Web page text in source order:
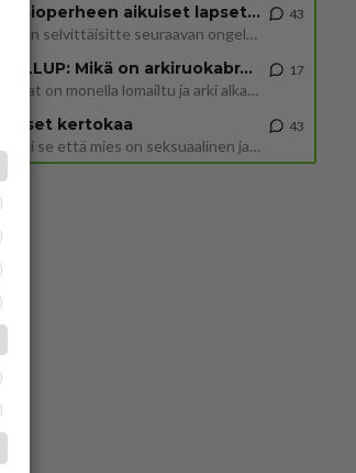
Uusioperheen aikuiset lapset tyhjentää jääkaapin käydessään
Miten selvittäisitte seuraavan ongelman, meillä on uusioperhe, minulla teini-ikäiset lapset ja puolisolla aikuiset, jotk
43
GALLUP: Mikä on arkiruokabravuurisi?
Lomat on monella lomailtu ja arki alkaa. Se voi tarkoittaa myös sitä, että grillailut on grillattu ja palataan arjen ruo
17
Naiset kertokaa
Miksi se että mies on seksuaalinen ja haluaa seksiä ja te olette hänen mielestänne haluttava on vastenmielistä? Mikä sii
43